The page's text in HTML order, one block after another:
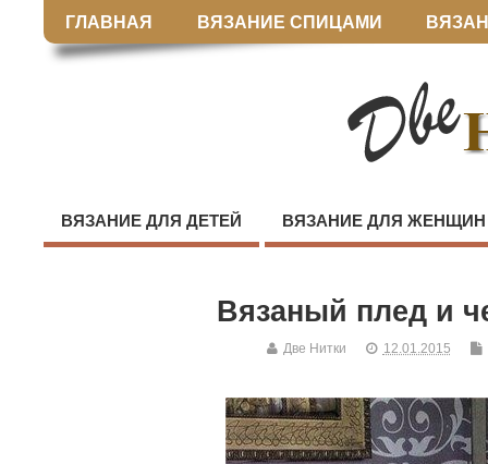
ГЛАВНАЯ ВЯЗАНИЕ СПИЦАМИ
ВЯЗАНИЕ ДЛЯ ДЕТЕЙ ВЯЗАНИЕ ДЛЯ ЖЕНЩИН
Вязаный плед и
Две Нитки 12.01.2015